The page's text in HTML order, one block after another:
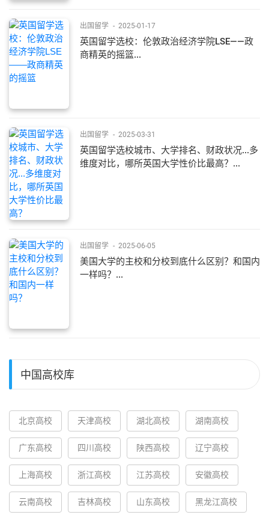
出国留学 - 2025-01-17
英国留学选校：伦敦政治经济学院LSE——政
商精英的摇篮...
出国留学 - 2025-03-31
英国留学选校城市、大学排名、财政状况...多
维度对比，哪所英国大学性价比最高？...
出国留学 - 2025-06-05
美国大学的主校和分校到底什么区别？和国内
一样吗？...
中国高校库
北京高校 天津高校 湖北高校 湖南高校
广东高校 四川高校 陕西高校 辽宁高校
上海高校 浙江高校 江苏高校 安徽高校
云南高校 吉林高校 山东高校 黑龙江高校